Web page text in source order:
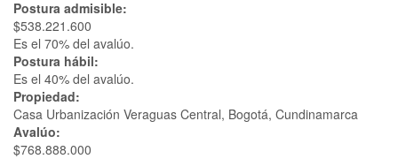
Postura admisible:
$538.221.600
Es el 70% del avalúo.
Postura hábil:
Es el 40% del avalúo.
Propiedad:
Casa Urbanización Veraguas Central, Bogotá, Cundinamarca
Avalúo:
$768.888.000